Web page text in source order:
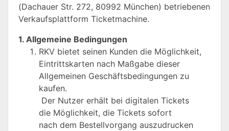
(Dachauer Str. 272, 80992 München) betriebenen
Verkaufsplattform Ticketmachine.
1. Allgemeine Bedingungen
RKV bietet seinen Kunden die Möglichkeit,
Eintrittskarten nach Maßgabe dieser
Allgemeinen Geschäftsbedingungen zu
kaufen.
Der Nutzer erhält bei digitalen Tickets
die Möglichkeit, die Tickets sofort
nach dem Bestellvorgang auszudrucken